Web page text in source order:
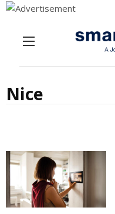
Nice